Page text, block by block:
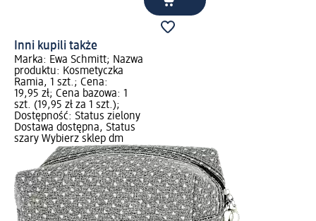
Inni kupili także
Marka: Ewa Schmitt; Nazwa
produktu: Kosmetyczka
Ramia, 1 szt.; Cena:
19,95 zł; Cena bazowa: 1
szt. (19,95 zł za 1 szt.);
Dostępność: Status zielony
Dostawa dostępna, Status
szary Wybierz sklep dm